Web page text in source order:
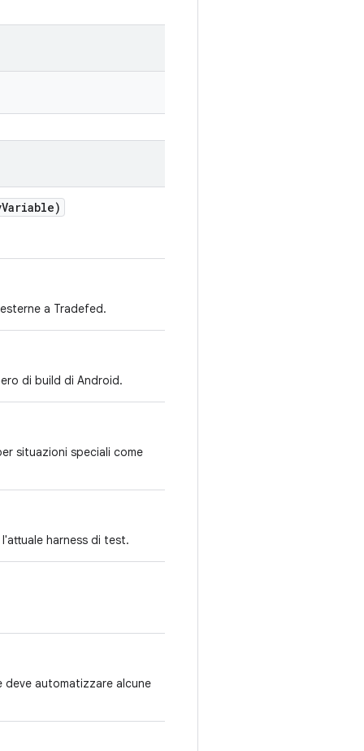
Variable)
a Tradefed.
di build di Android.
situazioni speciali come
harness di test.
deve automatizzare alcune